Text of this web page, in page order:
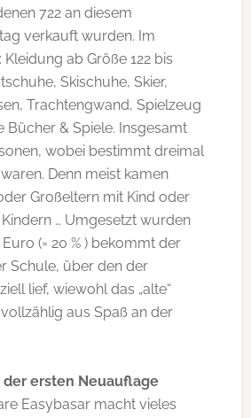
722 an diesem
verkauft wurden. Im
ab Größe 122 bis
Skischuhe, Skier,
Trachtengwand, Spielzeug
Bücher & Spiele. Insgesamt
wobei bestimmt dreimal
Denn meist kamen
Großeltern mit Kind oder
… Umgesetzt wurden
(= 20 % ) bekommt der
Schule, über den der
lief, wiewohl das „alte“
aus Spaß an der
der ersten Neuauflage
Easybasar macht vieles